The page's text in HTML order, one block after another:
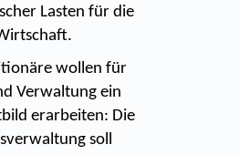
Lasten für die
wollen für
Verwaltung ein
erarbeiten: Die
soll